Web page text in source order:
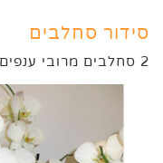
סידור סחלבים
2 סחלבים מרובי ענפים ופרחים בתיבת עץ.